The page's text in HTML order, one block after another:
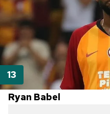
Ryan Babel